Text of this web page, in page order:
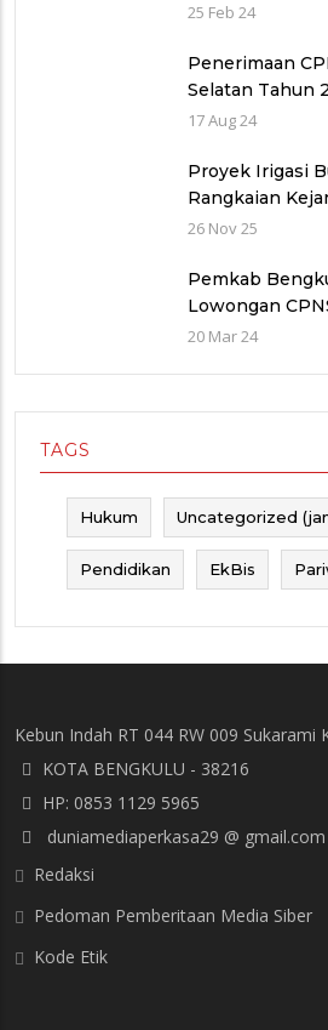
25 Feb 24
Penerimaan
Selatan Tahun
Jadwal
17 Aug 24
Proyek Irigasi
Rangkaian
Miliar di Bawah
(WBS)
26 Nov 25
Pemkab
Lowongan
Jumlah
20 Mar 24
TAGS
Hukum Uncategorized
Pendidikan EkBis
Kebun Indah RT 044 RW 009 Sukarami
KOTA BENGKULU - 38216
HP: 0853 1129 5965
duniamediaperkasa29 @ gmail.com
Redaksi
Pedoman Pemberitaan Media Siber
Kode Etik